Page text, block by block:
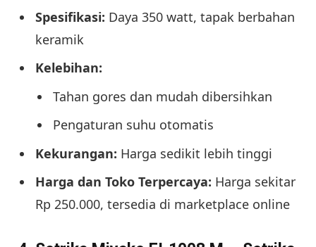
Spesifikasi: Daya 350 watt, tapak berbahan
keramik
Kelebihan:
Tahan gores dan mudah dibersihkan
Pengaturan suhu otomatis
Kekurangan: Harga sedikit lebih tinggi
Harga dan Toko Terpercaya: Harga sekitar
Rp 250.000, tersedia di marketplace online